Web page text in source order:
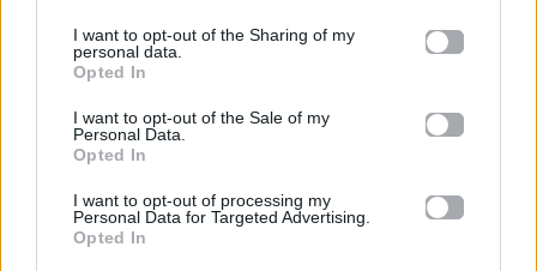
I want to opt-out of the Sharing of my
personal data.
Opted In
I want to opt-out of the Sale of my
Personal Data.
Opted In
I want to opt-out of processing my
Personal Data for Targeted Advertising.
Opted In
Πού να μην
κολυμπήσεις στην
ακατάλληλες παραλίες
25.06.2026
AKTOR: Δίπλα στους
υποτροφιών
AKTOR4TheFuture
04.06.2026